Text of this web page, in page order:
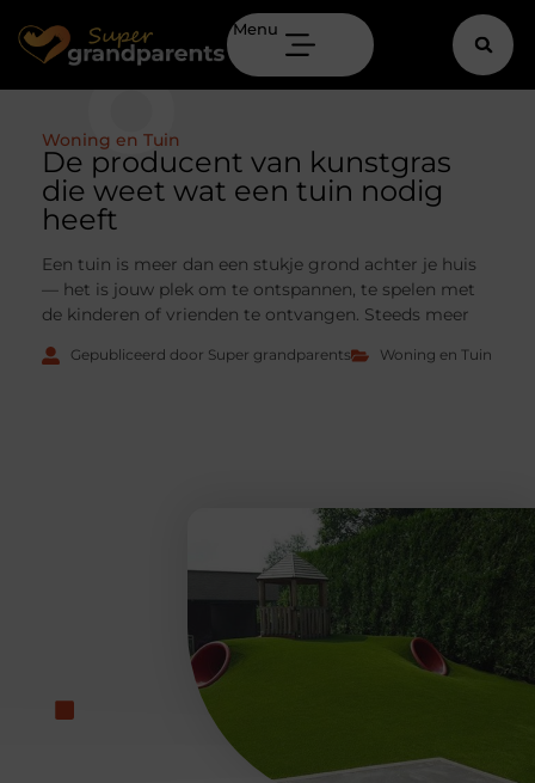
Menu
Woning en Tuin
De producent van kunstgras
die weet wat een tuin nodig
heeft
Een tuin is meer dan een stukje grond achter je huis
— het is jouw plek om te ontspannen, te spelen met
de kinderen of vrienden te ontvangen. Steeds meer
Gepubliceerd door Super grandparents Woning en Tuin